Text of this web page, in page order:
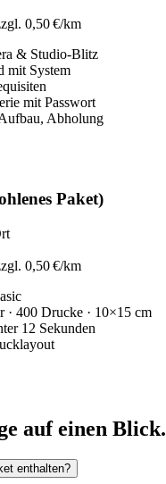
0,50 €/km
& Studio-Blitz
mit System
mit Passwort
Abholung
Paket)
0,50 €/km
· 400 Drucke · 10×15 cm
12 Sekunden
auf einen Blick.
enthalten?